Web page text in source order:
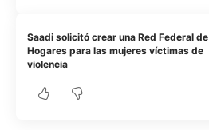
Saadi solicitó crear una Red Federal de
Hogares para las mujeres víctimas de
violencia